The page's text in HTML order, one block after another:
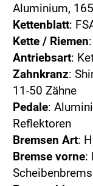
Aluminium,
Kettenblatt:
Kette / Riemen
Antriebsart:
Zahnkranz:
11-50 Zähne
Pedale:
Reflektoren
Bremsen Art:
Bremse vorne: